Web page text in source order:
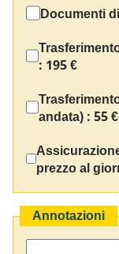
Documenti
:195 €
andata) :55 €
prezzo al
Annotazioni